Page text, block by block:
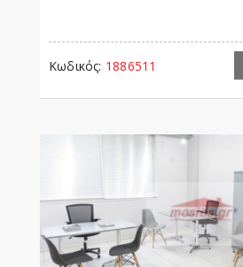
Κωδικός: 1886511